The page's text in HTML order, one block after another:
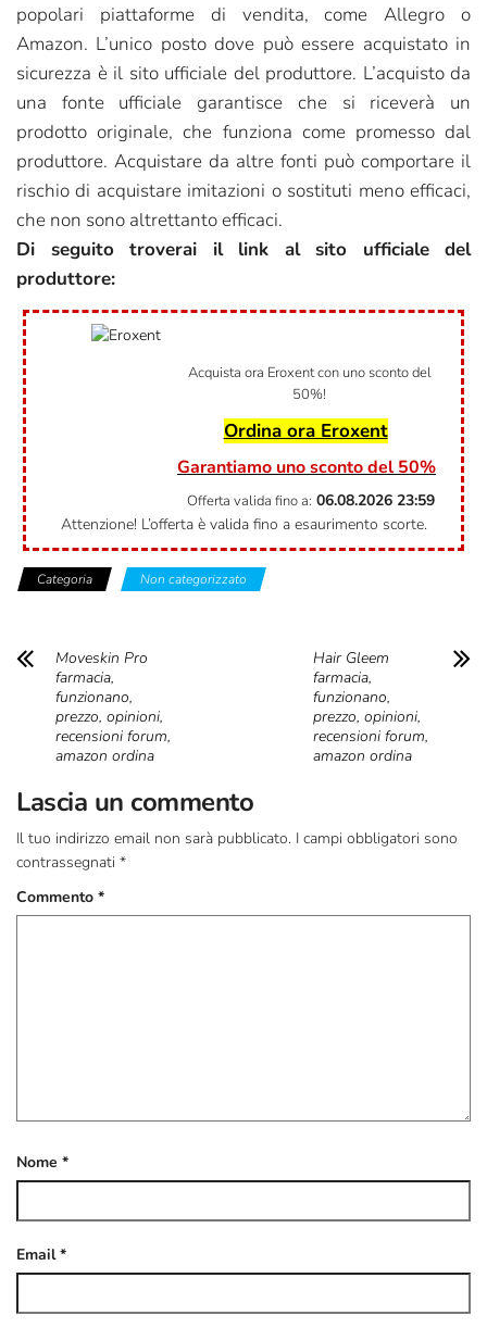
popolari piattaforme di vendita, come Allegro o
Amazon. L’unico posto dove può essere acquistato in
sicurezza è il sito ufficiale del produttore. L’acquisto da
una fonte ufficiale garantisce che si riceverà un
prodotto originale, che funziona come promesso dal
produttore. Acquistare da altre fonti può comportare il
rischio di acquistare imitazioni o sostituti meno efficaci,
che non sono altrettanto efficaci.
Di seguito troverai il link al sito ufficiale del
produttore:
Acquista ora Eroxent con uno sconto del
50%!
Ordina ora Eroxent
Garantiamo uno sconto del 50%
Offerta valida fino a: 06.08.2026 23:59
Attenzione! L’offerta è valida fino a esaurimento scorte.
Categoria Non categorizzato
Moveskin Pro
farmacia,
funzionano,
prezzo, opinioni,
recensioni forum,
amazon ordina
Hair Gleem
farmacia,
funzionano,
prezzo, opinioni,
recensioni forum,
amazon ordina
Lascia un commento
Il tuo indirizzo email non sarà pubblicato. I campi obbligatori sono
contrassegnati *
Commento *
Nome *
Email*